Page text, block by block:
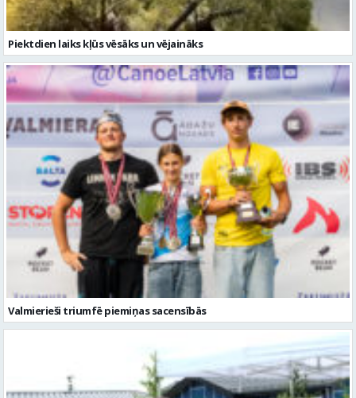
Piektdien laiks kļūs vēsāks un vējaināks
Valmierieši triumfē piemiņas sacensībās